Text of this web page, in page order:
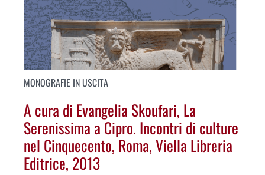
MONOGRAFIE IN USCITA
A cura di Evangelia Skoufari, La
Serenissima a Cipro. Incontri di culture
nel Cinquecento, Roma, Viella Libreria
Editrice, 2013